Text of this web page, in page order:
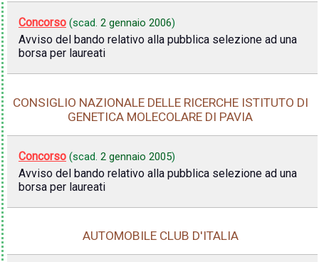
Concorso (scad. 2 gennaio 2006)
Avviso del bando relativo alla pubblica selezione ad una
borsa per laureati
CONSIGLIO NAZIONALE DELLE RICERCHE ISTITUTO DI
GENETICA MOLECOLARE DI PAVIA
Concorso (scad. 2 gennaio 2005)
Avviso del bando relativo alla pubblica selezione ad una
borsa per laureati
AUTOMOBILE CLUB D'ITALIA